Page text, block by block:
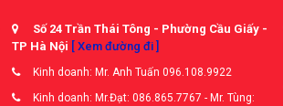
Số 24 Trần Thái Tông - Phường Cầu Giấy -
TP Hà Nội [ Xem đường đi ]
Kinh doanh: Mr. Anh Tuấn 096.108.9922
Kinh doanh: Mr.Đạt: 086.865.7767 - Mr. Tùng: